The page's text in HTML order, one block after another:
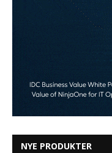
NYE PRODUKTER